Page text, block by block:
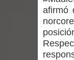
afirmó